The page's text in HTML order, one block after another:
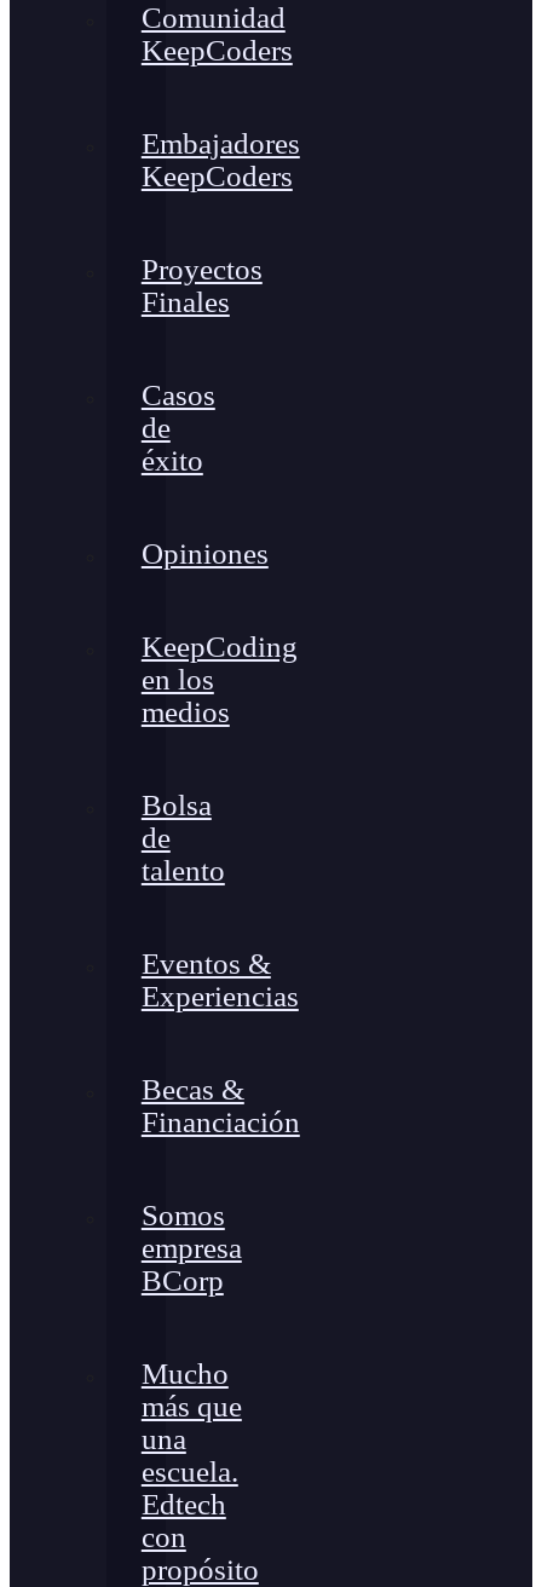
Comunidad
KeepCoders
Embajadores
KeepCoders
Proyectos
Finales
Casos
de
éxito
Opiniones
KeepCoding
en los
medios
Bolsa
de
talento
Eventos &
Experiencias
Becas &
Financiación
Somos
empresa
BCorp
Mucho
más que
una
escuela.
Edtech
con
propósito